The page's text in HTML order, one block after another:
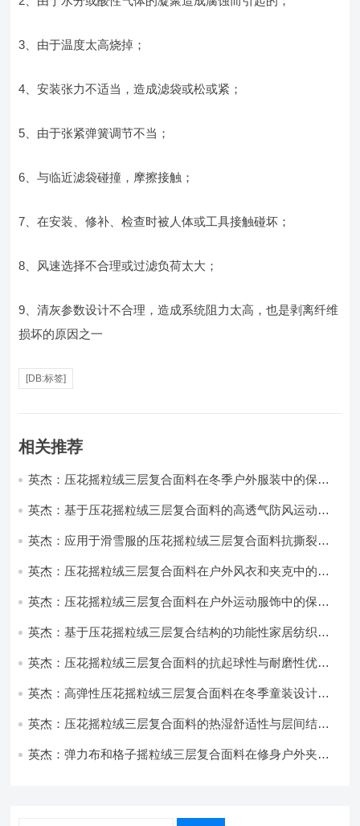
3、由于温度太高烧掉；
4、安装张力不适当，造成滤袋或松或紧；
5、由于张紧弹簧调节不当；
6、与临近滤袋碰撞，摩擦接触；
7、在安装、修补、检查时被人体或工具接触碰坏；
8、风速选择不合理或过滤负荷太大；
9、清灰参数设计不合理，造成系统阻力太高，也是剥离纤维
损坏的原因之一
[DB:标签]
相关推荐
英杰：压花摇粒绒三层复合面料在冬季户外服装中的保暖
英杰：基于压花摇粒绒三层复合面料的高透气防风运动服
英杰：应用于滑雪服的压花摇粒绒三层复合面料抗撕裂与
英杰：压花摇粒绒三层复合面料在户外风衣和夹克中的应
英杰：压花摇粒绒三层复合面料在户外运动服饰中的保暖
英杰：基于压花摇粒绒三层复合结构的功能性家居纺织品
英杰：压花摇粒绒三层复合面料的抗起球性与耐磨性优化
英杰：高弹性压花摇粒绒三层复合面料在冬季童装设计中
英杰：压花摇粒绒三层复合面料的热湿舒适性与层间结合
英杰：弹力布和格子摇粒绒三层复合面料在修身户外夹克